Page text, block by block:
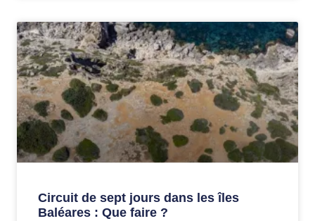
Circuit de sept jours dans les îles
Baléares : Que faire ?